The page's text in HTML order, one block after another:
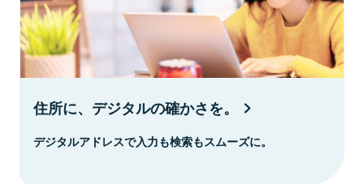
住所に、デジタルの確かさを。
デジタルアドレスで入力も検索もスムーズに。